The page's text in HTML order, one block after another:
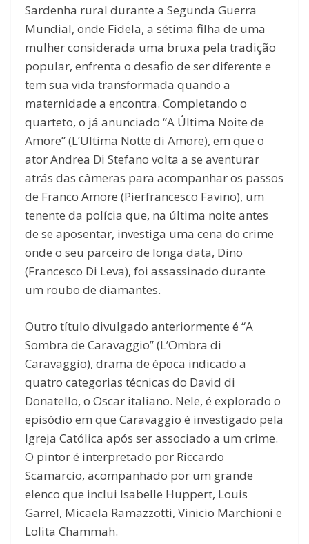
Sardenha rural durante a Segunda Guerra
Mundial, onde Fidela, a sétima filha de uma
mulher considerada uma bruxa pela tradição
popular, enfrenta o desafio de ser diferente e
tem sua vida transformada quando a
maternidade a encontra. Completando o
quarteto, o já anunciado “A Última Noite de
Amore” (L’Ultima Notte di Amore), em que o
ator Andrea Di Stefano volta a se aventurar
atrás das câmeras para acompanhar os passos
de Franco Amore (Pierfrancesco Favino), um
tenente da polícia que, na última noite antes
de se aposentar, investiga uma cena do crime
onde o seu parceiro de longa data, Dino
(Francesco Di Leva), foi assassinado durante
um roubo de diamantes.
Outro título divulgado anteriormente é “A
Sombra de Caravaggio” (L’Ombra di
Caravaggio), drama de época indicado a
quatro categorias técnicas do David di
Donatello, o Oscar italiano. Nele, é explorado o
episódio em que Caravaggio é investigado pela
Igreja Católica após ser associado a um crime.
O pintor é interpretado por Riccardo
Scamarcio, acompanhado por um grande
elenco que inclui Isabelle Huppert, Louis
Garrel, Micaela Ramazzotti, Vinicio Marchioni e
Lolita Chammah.